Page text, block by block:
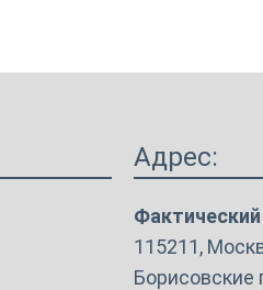
Адрес:
115211,
Борисовские